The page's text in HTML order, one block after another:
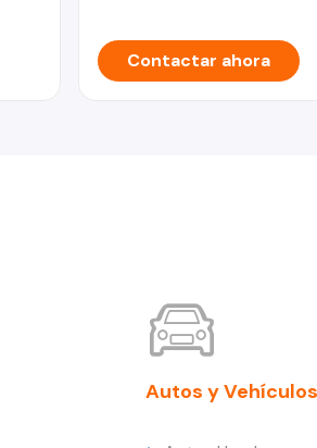
Contactar ahora
Autos y Vehículos